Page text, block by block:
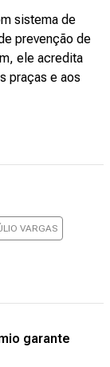
sistema de
prevenção de
ele acredita
praças e aos
VARGAS
garante